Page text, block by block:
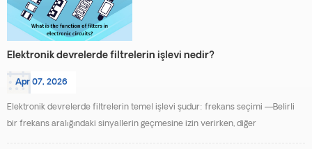
Elektronik devrelerde filtrelerin işlevi nedir?
Apr 07, 2026
Elektronik devrelerde filtrelerin temel işlevi şudur: frekans seçimi —Belirli
bir frekans aralığındaki sinyallerin geçmesine izin verirken, diğer